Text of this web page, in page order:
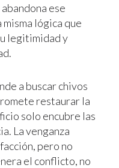
ese
lógica que
legitimidad y
a buscar chivos
restaurar la
solo encubre las
La venganza
pero no
el conflicto, no